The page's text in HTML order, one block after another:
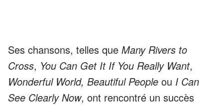
Ses chansons, telles que Many Rivers to
Cross, You Can Get It If You Really Want,
Wonderful World, Beautiful People ou I Can
See Clearly Now, ont rencontré un succès